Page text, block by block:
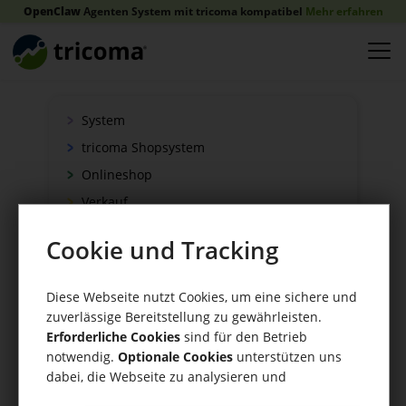
OpenClawAgenten System mit tricoma kompatibel Mehr erfahren
System
tricoma Shopsystem
Onlineshop
Verkauf
Zahlung
WaWi/CRM
CRM Tools
Cookie und Tracking
Diese Webseite nutzt Cookies, um eine sichere und
zuverlässige Bereitstellung zu gewährleisten.
Erforderliche Cookies sind für den Betrieb
notwendig. Optionale Cookies unterstützen uns
dabei, die Webseite zu analysieren und